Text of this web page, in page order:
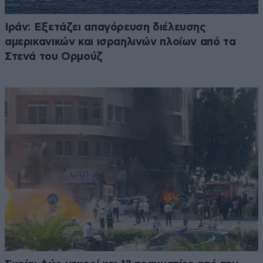
Ιράν: Εξετάζει απαγόρευση διέλευσης
αμερικανικών και ισραηλινών πλοίων από τα
Στενά του Ορμούζ